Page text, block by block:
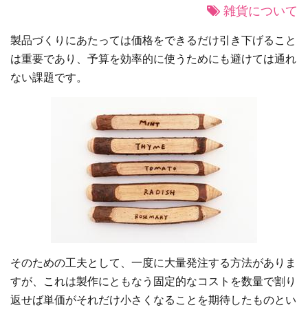
雑貨について
製品づくりにあたっては価格をできるだけ引き下げること
は重要であり、予算を効率的に使うためにも避けては通れ
ない課題です。
そのための工夫として、一度に大量発注する方法がありま
すが、これは製作にともなう固定的なコストを数量で割り
返せば単価がそれだけ小さくなることを期待したものとい